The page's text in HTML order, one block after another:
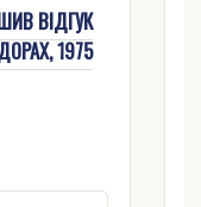
ВІДГУК
1975